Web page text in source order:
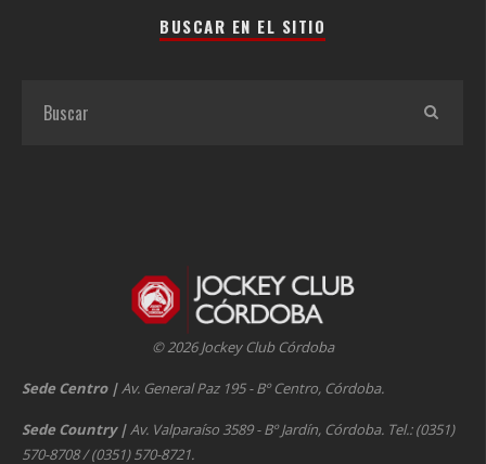
BUSCAR EN EL SITIO
© 2026 Jockey Club Córdoba
Sede Centro |Av. General Paz 195 - Bº Centro, Córdoba.
Sede Country |Av. Valparaíso 3589 - Bº Jardín, Córdoba. Tel.: (0351)
570-8708 / (0351) 570-8721.